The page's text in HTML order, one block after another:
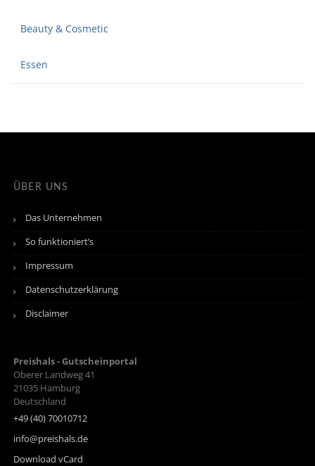
Beauty & Cosmetic
Essen
ÜBER UNS
Das Unternehmen
So funktioniert’s
Impressum
Datenschutzerklärung
Disclaimer
Preishals - Gutscheinportal
Oberer Landweg 41
21035 Hamburg
Deutschland
+49 (40) 70010712
info@preishals.de
Download vCard